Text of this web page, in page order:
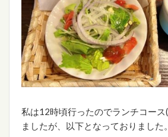
私は12時頃行ったのでランチコース
ましたが、以下となっておりました。